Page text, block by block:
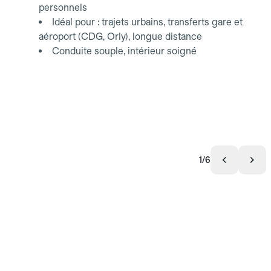
personnels
Idéal pour : trajets urbains, transferts gare et
aéroport (CDG, Orly), longue distance
Conduite souple, intérieur soigné
1/6